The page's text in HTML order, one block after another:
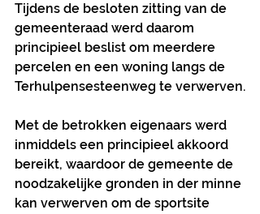
Tijdens de besloten zitting van de
gemeenteraad werd daarom
principieel beslist om meerdere
percelen en een woning langs de
Terhulpensesteenweg te verwerven.
Met de betrokken eigenaars werd
inmiddels een principieel akkoord
bereikt, waardoor de gemeente de
noodzakelijke gronden in der minne
kan verwerven om de sportsite